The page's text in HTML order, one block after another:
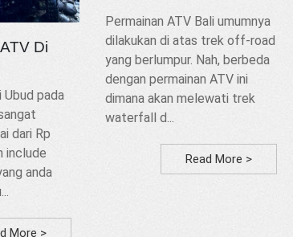
Di
Ubud pada
dari Rp
include
anda
More >
Permainan ATV Bali umumnya
dilakukan di atas trek off-road
yang berlumpur. Nah, berbeda
dengan permainan ATV ini
dimana akan melewati trek
waterfall d...
Read More >